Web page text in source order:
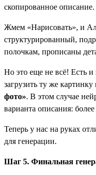
скопированное описание.
Жмем «Нарисовать», и
структурированный,
полочкам, прописаны
Но это еще не всё! Есть
загрузить ту же
фото». В этом случае
варианта описания:
Теперь у нас на руках
для генерации.
Шаг 5. Финальная